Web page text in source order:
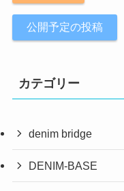
公開予定の投稿
カテゴリー
denim bridge
DENIM-BASE